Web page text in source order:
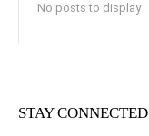
No posts to display
STAY CONNECTED